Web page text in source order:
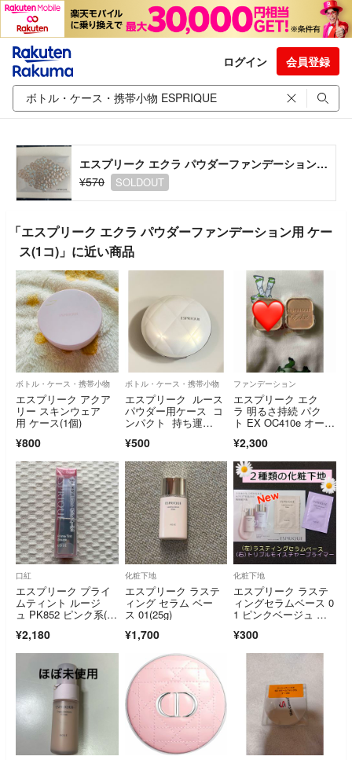
ログイン 会員登録
エスプリーク エクラ パウダーファンデーション用 ケース(1コ)
¥570
SOLDOUT
「エスプリーク エクラ パウダーファンデーション用 ケー
ス(1コ)」に近い商品
ボトル・ケース・携帯小物
エスプリーク アクア
リー スキンウェア
用 ケース(1個)
¥800
ボトル・ケース・携帯小物
エスプリーク ルース
パウダー用ケース コ
ンパクト 持ち運
¥500
ファンデーション
エスプリーク エク
ラ 明るさ持続 パク
ト EX OC410e オーク
¥2,300
口紅
エスプリーク プライ
ムティント ルージ
ュ PK852 ピンク系(2.
¥2,180
化粧下地
エスプリーク ラステ
ィング セラム ベー
ス 01(25g)
¥1,700
化粧下地
エスプリーク ラステ
ィングセラムベース 0
1 ピンクベージュ プ
¥300